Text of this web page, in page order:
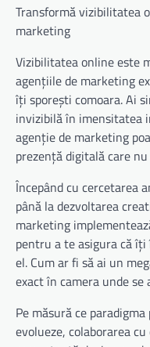
Transformă vizibilitatea
marketing
Vizibilitatea online este
agențiile de marketing
îți sporești comoara. Ai
invizibilă în imensitatea
agenție de marketing
prezență digitală care
Începând cu cercetarea
până la dezvoltarea
marketing
pentru a te asigura că
el. Cum ar fi să ai un
exact în camera unde
Pe măsură ce
evolueze, colaborarea